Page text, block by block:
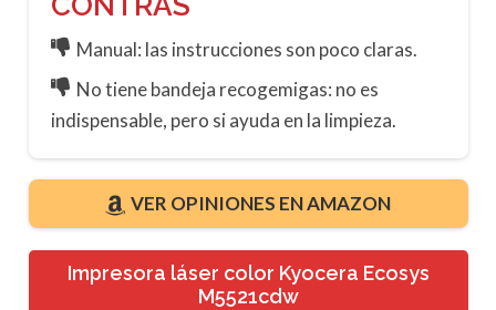
Manual: las instrucciones son poco claras.
No tiene bandeja recogemigas: no es
indispensable, pero si ayuda en la limpieza.
VER OPINIONES EN AMAZON
Impresora láser color Kyocera Ecosys
M5521cdw